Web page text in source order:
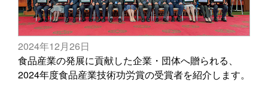
2024年12月26日
食品産業の発展に貢献した企業・団体へ贈られる、
2024年度食品産業技術功労賞の受賞者を紹介します。